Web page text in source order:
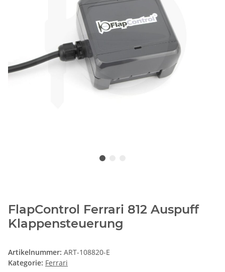
FlapControl Ferrari 812 Auspuff
Klappensteuerung
Artikelnummer: ART-108820-E
Kategorie: Ferrari